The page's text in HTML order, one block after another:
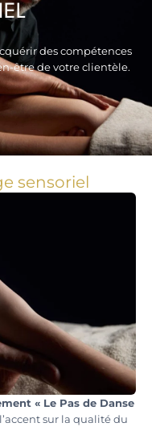
des compétences
être de votre clientèle.
sensoriel
« Le Pas de Danse
sur la qualité du